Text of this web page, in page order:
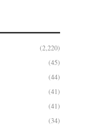
(2,220)
(45)
(44)
(41)
(41)
(34)